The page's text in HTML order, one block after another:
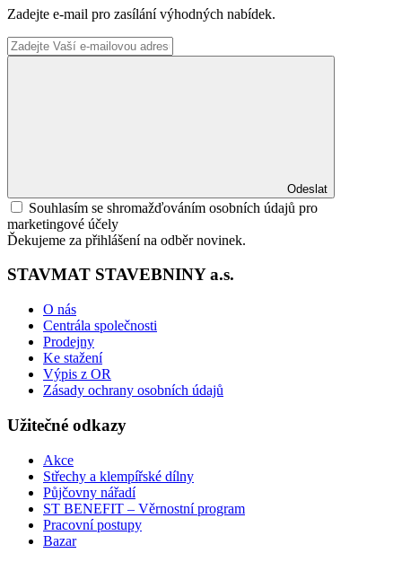
Zadejte e-mail pro zasílání výhodných nabídek.
Odeslat
Souhlasím se shromažďováním osobních údajů pro
marketingové účely
Ďekujeme za přihlášení na odběr novinek.
STAVMAT STAVEBNINY a.s.
O nás
Centrála společnosti
Prodejny
Ke stažení
Výpis z OR
Zásady ochrany osobních údajů
Užitečné odkazy
Akce
Střechy a klempířské dílny
Půjčovny nářadí
ST BENEFIT – Věrnostní program
Pracovní postupy
Bazar